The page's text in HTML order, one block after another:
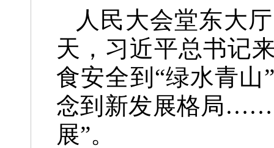
人民大会堂东大
天，习近平总书记
食安全到“绿水青
念到新发展格局……
展”。